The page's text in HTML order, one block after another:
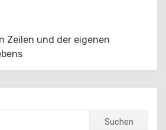
Zeilen und der eigenen
Suchen